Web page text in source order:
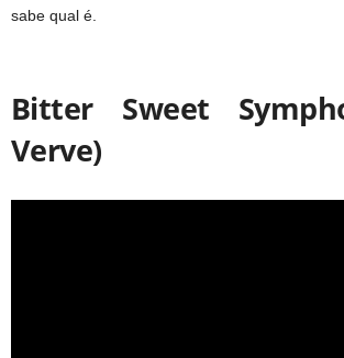
sabe qual é.
Bitter Sweet
Verve)